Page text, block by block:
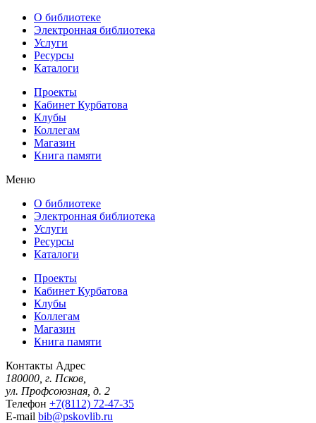
О библиотеке
Электронная библиотека
Услуги
Ресурсы
Каталоги
Проекты
Кабинет Курбатова
Клубы
Коллегам
Магазин
Книга памяти
Меню
О библиотеке
Электронная библиотека
Услуги
Ресурсы
Каталоги
Проекты
Кабинет Курбатова
Клубы
Коллегам
Магазин
Книга памяти
Контакты Адрес
180000, г. Псков,
ул. Профсоюзная, д. 2
Телефон +7(8112) 72-47-35
E-mail bib@pskovlib.ru